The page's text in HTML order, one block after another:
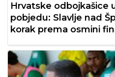
Hrvatske odbojkašice
pobjedu: Slavlje nad
korak prema osmini